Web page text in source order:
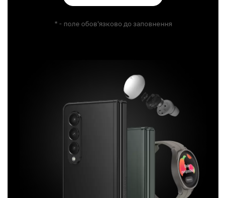
* - поле обов'язково до заповнення